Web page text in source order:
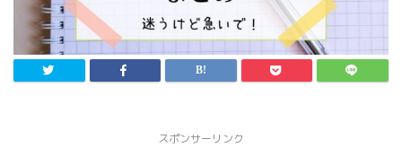
スポンサーリンク